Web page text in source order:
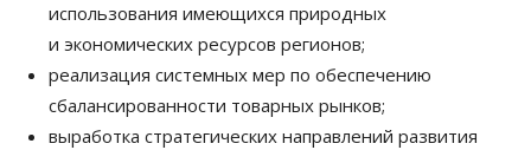
использования имеющихся природных
и экономических ресурсов регионов;
реализация системных мер по обеспечению
сбалансированности товарных рынков;
выработка стратегических направлений развития